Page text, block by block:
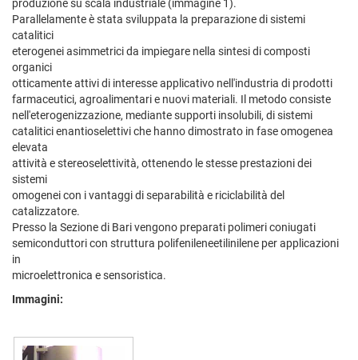
produzione su scala industriale (immagine 1).
Parallelamente è stata sviluppata la preparazione di sistemi
catalitici
eterogenei asimmetrici da impiegare nella sintesi di composti
organici
otticamente attivi di interesse applicativo nell'industria di prodotti
farmaceutici, agroalimentari e nuovi materiali. Il metodo consiste
nell'eterogenizzazione, mediante supporti insolubili, di sistemi
catalitici enantioselettivi che hanno dimostrato in fase omogenea
elevata
attività e stereoselettività, ottenendo le stesse prestazioni dei
sistemi
omogenei con i vantaggi di separabilità e riciclabilità del
catalizzatore.
Presso la Sezione di Bari vengono preparati polimeri coniugati
semiconduttori con struttura polifenileneetilinilene per applicazioni
in
microelettronica e sensoristica.
Immagini: